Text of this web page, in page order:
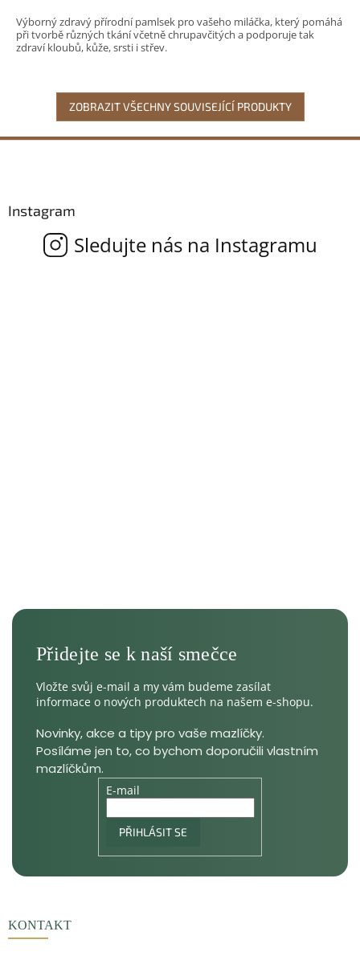
Výborný zdravý přírodní pamlsek pro vašeho miláčka, který pomáhá
při tvorbě různých tkání včetně chrupavčitých a podporuje tak
zdraví kloubů, kůže, srsti i střev.
ZOBRAZIT VŠECHNY SOUVISEJÍCÍ PRODUKTY
Instagram
Vložte svůj e-mail a my vám budeme zasílat
informace o nových produktech na našem e-shopu.
E-mail
PŘIHLÁSIT SE
KONTAKT